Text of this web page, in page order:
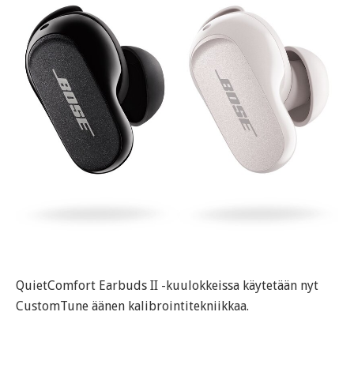
QuietComfort Earbuds II -kuulokkeissa käytetään nyt
CustomTune äänen kalibrointitekniikkaa.